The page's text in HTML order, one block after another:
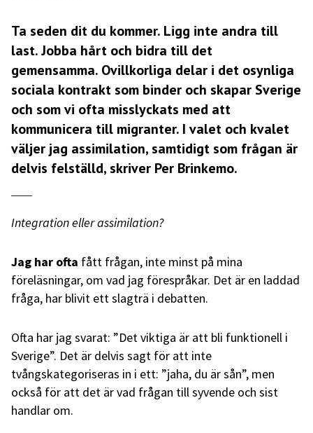
Ta seden dit du kommer. Ligg inte andra till
last. Jobba hårt och bidra till det
gemensamma. Ovillkorliga delar i det osynliga
sociala kontrakt som binder och skapar Sverige
och som vi ofta misslyckats med att
kommunicera till migranter. I valet och kvalet
väljer jag assimilation, samtidigt som frågan är
delvis felställd, skriver Per Brinkemo.
Integration eller assimilation?
Jag har ofta fått frågan, inte minst på mina
föreläsningar, om vad jag förespråkar. Det är en laddad
fråga, har blivit ett slagträ i debatten.
Ofta har jag svarat: ”Det viktiga är att bli funktionell i
Sverige”. Det är delvis sagt för att inte
tvångskategoriseras in i ett: ”jaha, du är sån”, men
också för att det är vad frågan till syvende och sist
handlar om.